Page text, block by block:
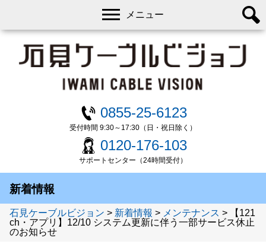
0855-25-6123
受付時間 9:30～17:30（日・祝日除く）
0120-176-103
サポートセンター（24時間受付）
メニュー
新着情報
石見ケーブルビジョン > 新着情報 > メンテナンス >
【121
ch・アプリ】12/10 システム更新に伴う一部サービス休止
のお知らせ